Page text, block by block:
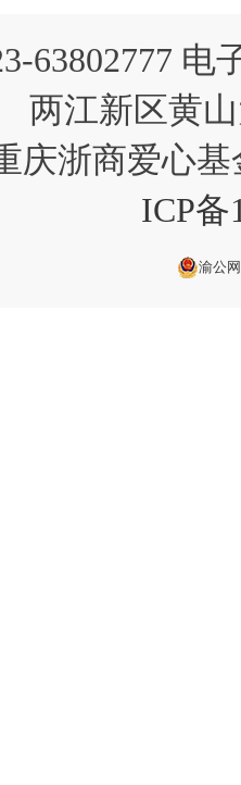
63802777 电
两江新区黄
庆浙商爱心
ICP备
渝公